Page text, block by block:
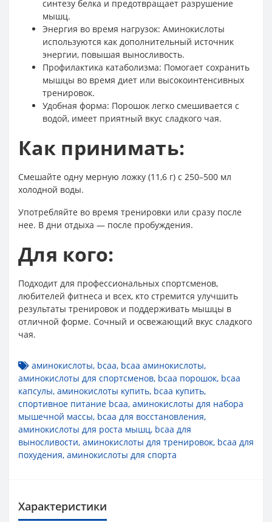
синтезу белка и предотвращает разрушение
мышц.
Энергия во время нагрузок: Аминокислоты
используются как дополнительный источник
энергии, повышая выносливость.
Профилактика катаболизма: Помогает сохранить
мышцы во время диет или высокоинтенсивных
тренировок.
Удобная форма: Порошок легко смешивается с
водой, имеет приятный вкус сладкого чая.
Как принимать:
Смешайте одну мерную ложку (11,6 г) с 250–500 мл
холодной воды.
Употребляйте во время тренировки или сразу после
нее. В дни отдыха — после пробуждения.
Для кого:
Подходит для профессиональных спортсменов,
любителей фитнеса и всех, кто стремится улучшить
результаты тренировок и поддерживать мышцы в
отличной форме. Сочный и освежающий вкус сладкого
чая.
аминокислоты, bcaa, bcaa аминокислоты,
аминокислоты для спортсменов, bcaa порошок, bcaa
капсулы, аминокислоты купить, bcaa купить,
спортивное питание bcaa, аминокислоты для набора
мышечной массы, bcaa для восстановления,
аминокислоты для роста мышц, bcaa для
выносливости, аминокислоты для тренировок, bcaa для
похудения, аминокислоты для спорта
Характеристики